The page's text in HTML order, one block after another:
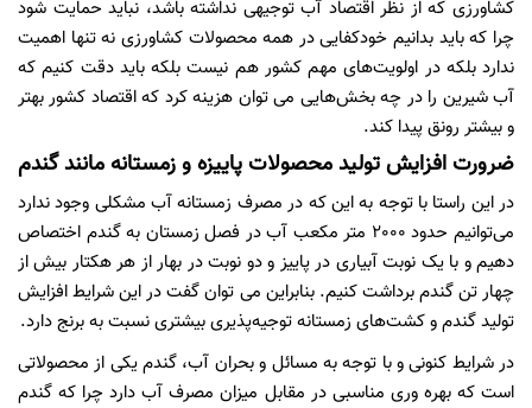
کشاورزی که از نظر اقتصاد آب توجیهی نداشته باشد، نباید حمایت شود
چرا که باید بدانیم خودکفایی در همه محصولات کشاورزی نه تنها اهمیت
ندارد بلکه در اولویت‌های مهم کشور هم نیست بلکه باید دقت کنیم که
آب شیرین را در چه بخش‌هایی می توان هزینه کرد که اقتصاد کشور بهتر
و بیشتر رونق پیدا کند.
ضرورت افزایش تولید محصولات پاییزه و زمستانه مانند گندم
در این راستا با توجه به این که در مصرف زمستانه آب مشکلی وجود ندارد
می‌توانیم حدود 2000 متر مکعب آب در فصل زمستان به گندم اختصاص
دهیم و با یک نوبت آبیاری در پاییز و دو نوبت در بهار از هر هکتار بیش از
چهار تن گندم برداشت کنیم. بنابراین می توان گفت در این شرایط افزایش
تولید گندم و کشت‌های زمستانه توجیه‌پذیری بیشتری نسبت به برنج دارد.
در شرایط کنونی و با توجه به مسائل و بحران آب، گندم یکی از محصولاتی
است که بهره وری مناسبی در مقابل میزان مصرف آب دارد چرا که گندم